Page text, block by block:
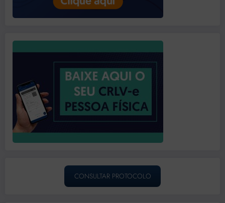
CONSULTAR PROTOCOLO